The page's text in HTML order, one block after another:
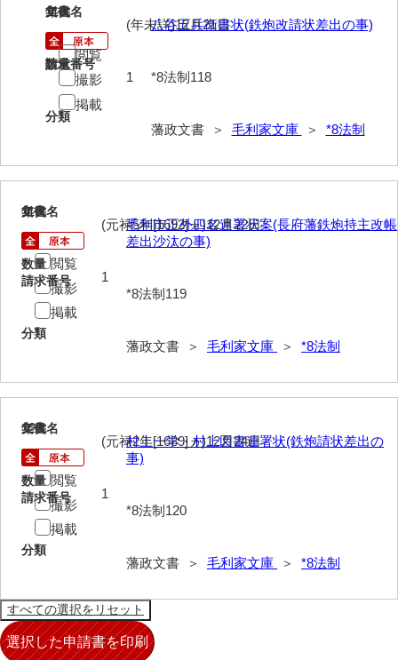
118
文書名
八谷五兵衛書状(鉄炮改請状差出の事)
請求番号
*8法制118
分類
藩政文書 ＞ 毛利家文庫 ＞ *8法制
年代
(年未詳)12月21日
数量
1
閲覧
撮影
掲載
119
文書名
毛利市正外四名連署状案(長府藩鉄炮持主改帳
差出沙汰の事)
請求番号
*8法制119
分類
藩政文書 ＞ 毛利家文庫 ＞ *8法制
年代
(元禄5年[1692]ヵ)12月22日
数量
1
閲覧
撮影
掲載
120
文書名
村上一学・村上図書連署状(鉄炮請状差出の
事)
請求番号
*8法制120
分類
藩政文書 ＞ 毛利家文庫 ＞ *8法制
年代
(元禄2年[1689]ヵ)12月24日
数量
1
閲覧
撮影
掲載